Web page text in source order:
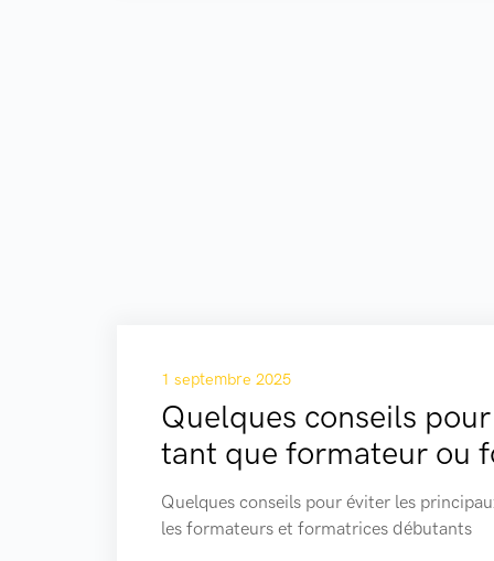
1 septembre 2025
Quelques conseils
tant que formateur ou
Quelques conseils pour éviter les
les formateurs et formatrices débutants